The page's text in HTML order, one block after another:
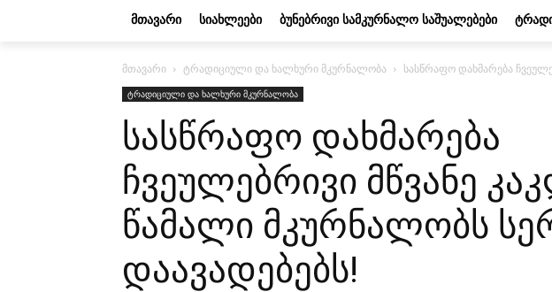
ᲛᲗᲐᲕᲐᲠᲘ ᲡᲘᲐᲮᲚᲔᲔᲑᲘ ᲑᲣᲜᲔᲑᲠᲘᲕᲘ ᲡᲐᲛᲙᲣᲠᲜᲐᲚᲝ ᲡᲐᲨᲣᲐᲚᲔᲑᲔᲑᲘ
მთავარი ტრადიციული და ხალხური მკურნალობა სასწრაფო დახმარება
ტრადიციული და ხალხური მკურნალობა
სასწრაფო დახმარება
ჩვეულებრივი მწვანე
წამალი მკურნალობს
დაავადებებს!